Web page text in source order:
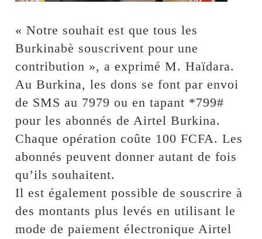
« Notre souhait est que tous les
Burkinabè souscrivent pour une
contribution », a exprimé M. Haïdara.
Au Burkina, les dons se font par envoi
de SMS au 7979 ou en tapant *799#
pour les abonnés de Airtel Burkina.
Chaque opération coûte 100 FCFA. Les
abonnés peuvent donner autant de fois
qu’ils souhaitent.
Il est également possible de souscrire à
des montants plus levés en utilisant le
mode de paiement électronique Airtel